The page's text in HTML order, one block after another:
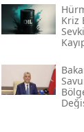
Kriz